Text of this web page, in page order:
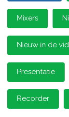
Mixers
Nieuw in de
Presentatie
Recorder